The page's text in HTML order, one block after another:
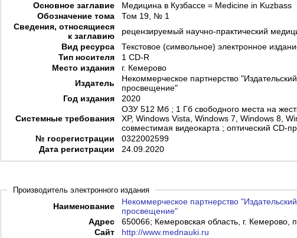
Основное заглавие
Медицина в Кузбассе = Medicine in Kuzbass
Обозначение тома
Том 19, № 1
Сведения, относящиеся
к заглавию
рецензируемый научно-практический
Вид ресурса
Текстовое (символьное) электронное
Тип носителя
1 CD-R
Место издания
г. Кемерово
Издатель
Некоммерческое партнерство
просвещение"
Год издания
2020
Системные требования
ОЗУ 512 Мб ; 1 Гб свободного места на
XP, Windows Vista, Windows 7, Windows 8,
совместимая видеокарта ; оптический CD-
№ госрегистрации
0322002599
Дата регистрации
24.09.2020
Производитель электронного издания
Наименование
Некоммерческое партнерство
просвещение"
Адрес
650066; Кемеровская область, г. Кемерово,
Сайт
http://www.mednauki.ru